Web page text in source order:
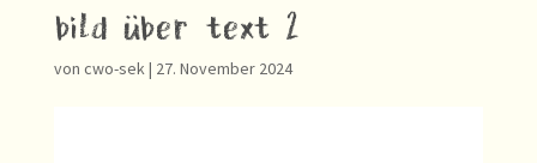
bild über text 2
von cwo-sek| 27. November 2024